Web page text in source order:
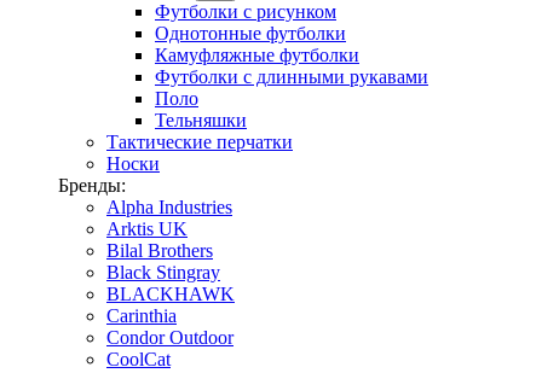
Футболки с рисунком
Однотонные футболки
Камуфляжные футболки
Футболки с длинными рукавами
Поло
Тельняшки
Тактические перчатки
Носки
Бренды:
Alpha Industries
Arktis UK
Bilal Brothers
Black Stingray
BLACKHAWK
Carinthia
Condor Outdoor
CoolCat